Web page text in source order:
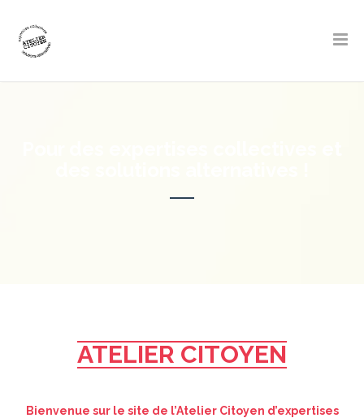
ATELIER CITOYEN
Bienvenue sur le site de l’Atelier Citoyen d’expertises